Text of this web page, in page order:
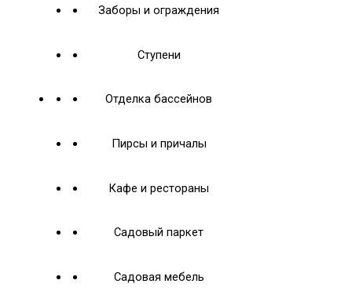
Заборы и ограждения
Ступени
Отделка бассейнов
Пирсы и причалы
Кафе и рестораны
Садовый паркет
Садовая мебель